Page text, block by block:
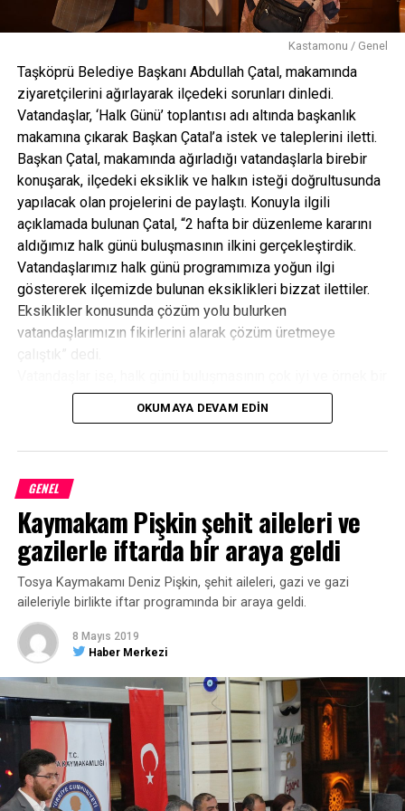
Programa Kastamonu Belediye Başkanı Galip Vidinlioğlu,
MHP MYK Üyesi Tarık Ziya Çağılcı, MHP Kastamonu İl
Başkanı Yüksel Aydın, MHP Eski Genel Başkan Yardımcısı
Ümit Şafak, Kastamonu önceki dönem Milletvekili Emin
Çınar, Taşköprü Dernekler Federasyonu Başkanı Hasan
Haliloğlu, işadamı Hayati Hamzaoğlu, Tosya Belediye
Başkanı Volkan Kavaklıgil, İhsangazi Belediye
BaşkanıHayati Sağlık, Seydiler Belediye Başkanı Mehmet
Erdoğan, Taşköprü Ülkü Ocakları Başkanı İbrahim Reçber,
Taşköprü Kadın Kolları Başkanı Gizem Memioğlu, STK
temsilcileri, daire amirleri, muhtarlar ve çok sayıda
vatandaş katıldı.
YORUMLAR
ETIKETLER ABDULLAH ÇATAL MHP TAŞKÖPRÜ
Mustafa Mola başkan yardımcısı oldu
Yeni başkan Vidinlioğlu mazbatasını aldı
Kastamonu / Genel
Taşköprü Belediye Başkanı Abdullah Çatal, makamında
ziyaretçilerini ağırlayarak ilçedeki sorunları dinledi.
Vatandaşlar, ‘Halk Günü’ toplantısı adı altında başkanlık
makamına çıkarak Başkan Çatal’a istek ve taleplerini iletti.
Başkan Çatal, makamında ağırladığı vatandaşlarla birebir
konuşarak, ilçedeki eksiklik ve halkın isteği doğrultusunda
yapılacak olan projelerini de paylaştı. Konuyla ilgili
açıklamada bulunan Çatal, “2 hafta bir düzenleme kararını
aldığımız halk günü buluşmasının ilkini gerçekleştirdik.
Vatandaşlarımız halk günü programımıza yoğun ilgi
göstererek ilçemizde bulunan eksiklikleri bizzat ilettiler.
Eksiklikler konusunda çözüm yolu bulurken
vatandaşlarımızın fikirlerini alarak çözüm üretmeye
uygulama olduğunu belirterek, bu güzel düşünceden dolayı
Belediye Başkanı Çatal’a teşekkür ettiler.
OKUMAYA DEVAM EDIN
GENEL
Kaymakam Pişkin şehit aileleri ve
gazilerle iftarda bir araya geldi
Tosya Kaymakamı Deniz Pişkin, şehit aileleri, gazi ve gazi
aileleriyle birlikte iftar programında bir araya geldi.
8 Mayıs 2019
Haber Merkezi